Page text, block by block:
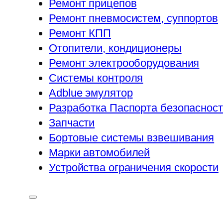
Ремонт прицепов
Ремонт пневмосистем, суппортов
Ремонт КПП
Отопители, кондиционеры
Ремонт электрооборудования
Системы контроля
Adblue эмулятор
Разработка Паспорта
Запчасти
Бортовые системы взвешивания
Марки автомобилей
Устройства ограничения скорости